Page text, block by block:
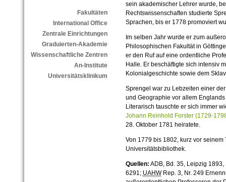
Fakultäten
International Office
Zentrale Einrichtungen
Graduierten-Akademie
Wissenschaftliche Zentren
An-Institute
Universitätsklinikum
sein akademischer Lehrer wurde,
Rechtswissenschaften studierte
Sprachen, bis er 1778 promoviert
Im selben Jahr wurde er zum
Philosophischen Fakultät in
er den Ruf auf eine ordentliche
Halle. Er beschäftigte sich intensiv
Kolonialgeschichte sowie dem
Sprengel war zu Lebzeiten einer
und Geographie vor allem
Literarisch tauschte er sich immer
Johann Reinhold Forster (1729-
28. Oktober 1781 heiratete.
Von 1779 bis 1802, kurz vor
Universitätsbibliothek.
Quellen: ADB, Bd. 35, Leipzig 1893,
6291; UAHWRep. 3, Nr. 249